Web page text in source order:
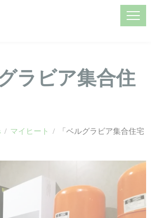
ラビア集合住
/ マイヒート / 「ベルグラビア集合住宅